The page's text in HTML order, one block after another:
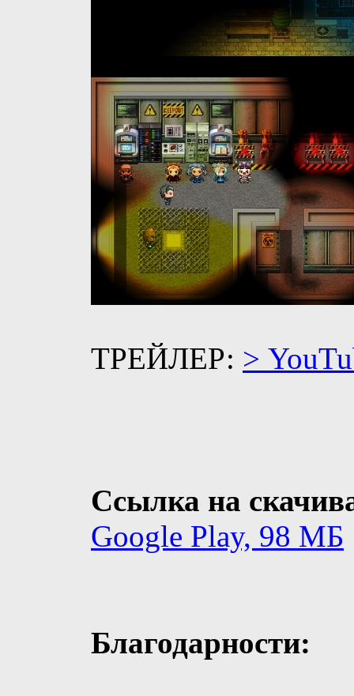
ТРЕЙЛЕР: >
Ссылка на
Google Play, 98 МБ
Благодарности: